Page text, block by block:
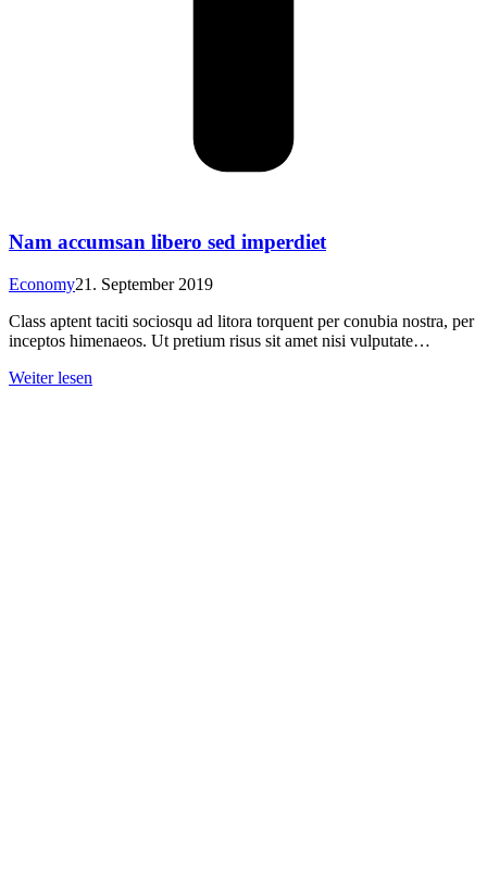
Nam accumsan libero sed imperdiet
Economy21. September 2019
Class aptent taciti sociosqu ad litora torquent per conubia nostra, per
inceptos himenaeos. Ut pretium risus sit amet nisi vulputate…
Weiter lesen